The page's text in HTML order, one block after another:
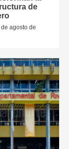
de
de agosto de